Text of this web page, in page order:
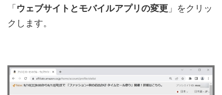
「ウェブサイトとモバイルアプリの変更 」をクリッ
クします。